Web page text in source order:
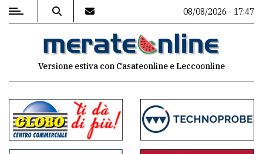
MENU
commenti
Contenuti
08/08/2026 - 17:47
Versione estiva con Casateonline e Leccoonline